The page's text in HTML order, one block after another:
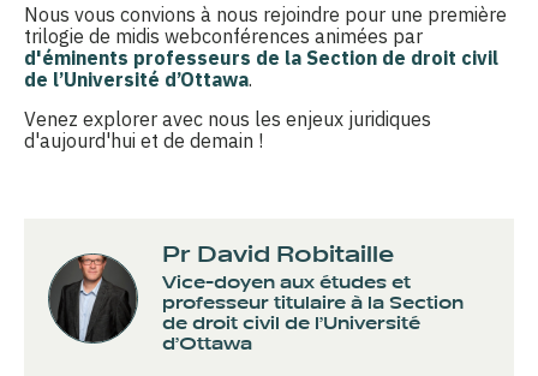
Nous vous convions à nous rejoindre pour une première
trilogie de midis webconférences animées par
d'éminents professeurs de la Section de droit civil
de l’Université d’Ottawa.
Venez explorer avec nous les enjeux juridiques
d'aujourd'hui et de demain !
Pr David Robitaille
Vice-doyen aux études et
professeur titulaire à la Section
de droit civil de l’Université
d’Ottawa